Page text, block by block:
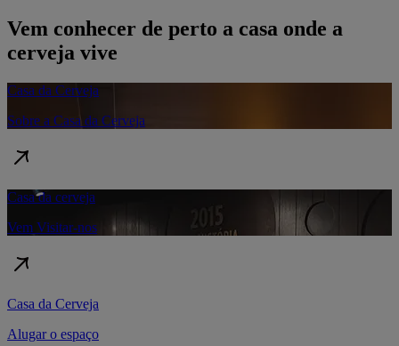
Vem conhecer de perto a casa onde a
cerveja vive
Casa da Cerveja
Sobre a Casa da Cerveja
Casa da cerveja
Vem Visitar-nos
Casa da Cerveja
Alugar o espaço